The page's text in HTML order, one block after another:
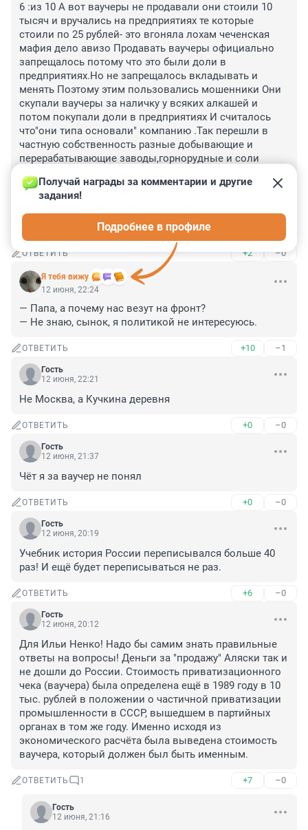
6 :из 10 А вот ваучеры не продавали они стоили 10
тысяч и вручались на предприятиях те которые
стоили по 25 рублей- это вгоняла лохам чеченская
мафия дело авизо Продавать ваучеры официально
запрещалось потому что это были доли в
предприятиях.Но не запрещалось вкладывать и
менять Поэтому этим пользовались мошенники Они
скупали ваучеры за наличку у всяких алкашей и
потом покупали доли в предприятиях И считалось
что"они типа основали" компанию .Так перешли в
частную собственность разные добывающие и
перерабатывающие заводы,горнорудные и соли
стали выгодо приобретателями.Потом правда
пришли чекисты и теперь се время напоминают какие
они "собственники".Там законно посадить
можнокаждого первого
ОТВЕТИТЬ +2 –0
Я тебя вижу
Получай награды за комментарии и другие
задания!
Подробнее в профиле
12 июня, 22:24
— Папа, а почему нас везут на фронт?
— Не знаю, сынок, я политикой не интересуюсь.
ОТВЕТИТЬ +10 –1
Гость
12 июня, 22:21
Не Москва, а Кучкина деревня
ОТВЕТИТЬ +0 –0
Гость
12 июня, 21:37
Чёт я за ваучер не понял
ОТВЕТИТЬ +0 –0
Гость
12 июня, 20:19
Учебник история России переписывался больше 40
раз! И ещё будет переписываться не раз.
ОТВЕТИТЬ +6 –0
Гость
12 июня, 20:12
Для Ильи Ненко! Надо бы самим знать правильные
ответы на вопросы! Деньги за "продажу" Аляски так и
не дошли до России. Стоимость приватизационного
чека (ваучера) была определена ещё в 1989 году в 10
тыс. рублей в положении о частичной приватизации
промышленности в СССР, вышедшем в партийных
органах в том же году. Именно исходя из
экономического расчёта была выведена стоимость
ваучера, который должен был быть именным.
ОТВЕТИТЬ 1 +7 –0
Гость
12 июня, 21:16